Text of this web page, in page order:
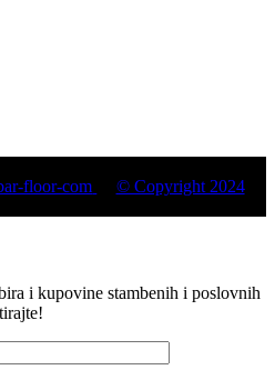
floor-com
© Copyright 2024
i kupovine stambenih i poslovnih